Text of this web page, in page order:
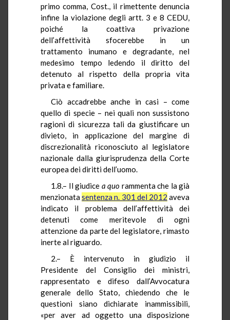
primo comma, Cost., il rimettente denuncia
infine la violazione degli artt. 3 e 8 CEDU,
poiché la coattiva privazione
dell’affettività sfocerebbe in un
trattamento inumano e degradante, nel
medesimo tempo ledendo il diritto del
detenuto al rispetto della propria vita
privata e familiare.
Ciò accadrebbe anche in casi – come
quello di specie – nei quali non sussistono
ragioni di sicurezza tali da giustificare un
divieto, in applicazione del margine di
discrezionalità riconosciuto al legislatore
nazionale dalla giurisprudenza della Corte
europea dei diritti dell’uomo.
1.8.– Il giudice a quo rammenta che la già
menzionatasentenza n. 301 del 2012 aveva
indicato il problema dell’affettività dei
detenuti come meritevole di ogni
attenzione da parte del legislatore, rimasto
inerte al riguardo.
2.– È intervenuto in giudizio il
Presidente del Consiglio dei ministri,
rappresentato e difeso dall’Avvocatura
generale dello Stato, chiedendo che le
questioni siano dichiarate inammissibili,
«per aver ad oggetto una disposizione